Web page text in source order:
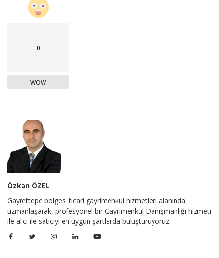
0
WOW
Özkan ÖZEL
Gayrettepe bölgesi ticari gayrimenkul hizmetleri alanında
uzmanlaşarak, profesyonel bir Gayrimenkul Danışmanlığı hizmeti
ile alıcı ile satıcıyı en uygun şartlarda buluşturuyoruz.